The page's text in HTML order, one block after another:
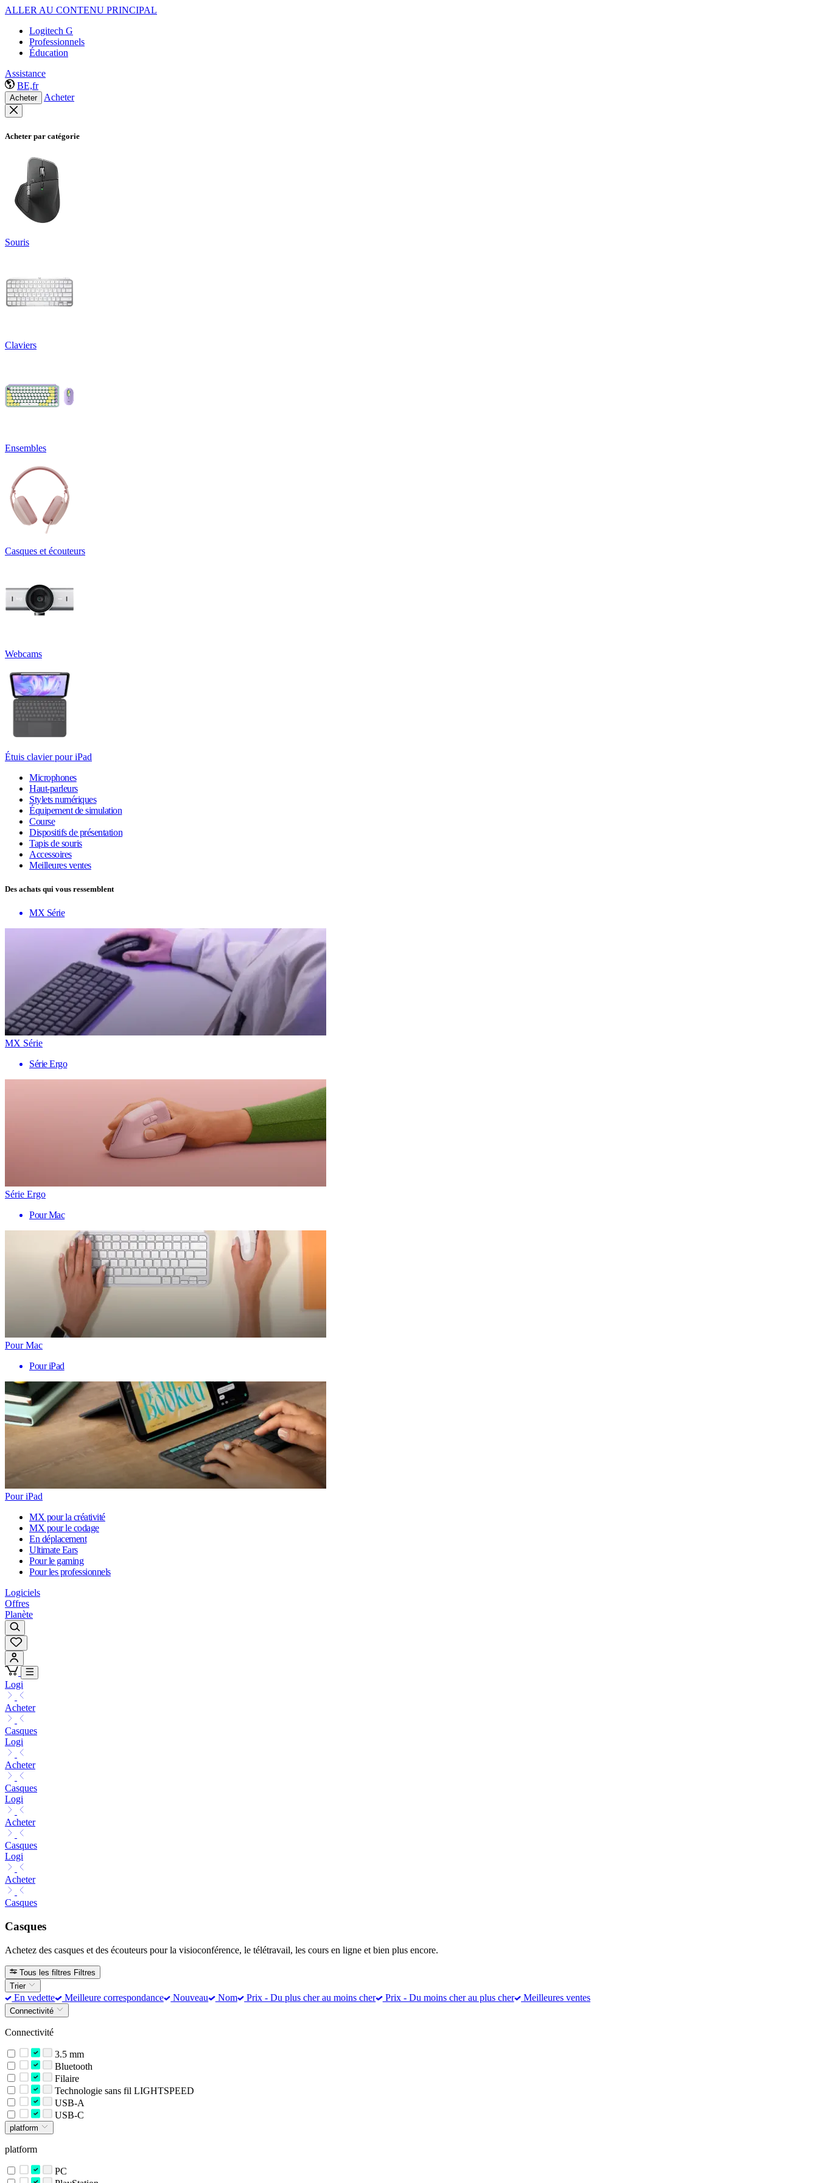
ALLER AU CONTENU PRINCIPAL
Logitech G
Professionnels
Éducation
Assistance
BE,fr
Acheter Acheter
Acheter par catégorie
Souris
Claviers
Ensembles
Casques et écouteurs
Webcams
Étuis clavier pour iPad
Microphones
Haut-parleurs
Stylets numériques
Équipement de simulation
Course
Dispositifs de présentation
Tapis de souris
Accessoires
Meilleures ventes
Des achats qui vous ressemblent
MX Série
MX Série
Série Ergo
Série Ergo
Pour Mac
Pour Mac
Pour iPad
Pour iPad
MX pour la créativité
MX pour le codage
En déplacement
Ultimate Ears
Pour le gaming
Pour les professionnels
Logiciels
Offres
Planète
Logi
Acheter
Casques
Logi
Acheter
Casques
Logi
Acheter
Casques
Logi
Acheter
Casques
Casques
Achetez des casques et des écouteurs pour la visioconférence, le télétravail, les cours en ligne et bien plus encore.
Tous les filtres Filtres
Trier
En vedette Meilleure correspondance Nouveau Nom Prix - Du plus cher au moins cher Prix - Du moins cher au plus cher Meilleures ventes
Connectivité
Connectivité
3.5 mm
Bluetooth
Filaire
Technologie sans fil LIGHTSPEED
USB-A
USB-C
platform
platform
PC